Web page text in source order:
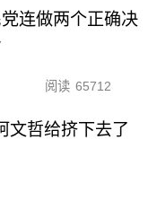
连做两个正确决
阅读 65712
文哲给挤下去了